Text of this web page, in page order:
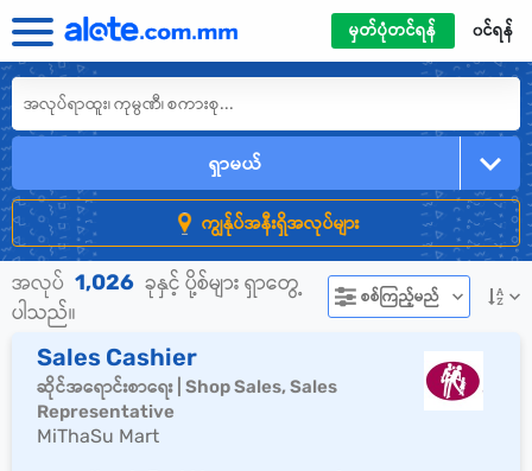
မှတ်ပုံတင်ရန် ၀င်ရန်
ရှာမယ်
ကျွန်ုပ်အနီးရှိအလုပ်များ
အလုပ် 1,026 ခုနှင့် ပို့စ်များ ရှာတွေ့
ပါသည်။
စစ်ကြည့်မည်
Sales Cashier
ဆိုင်အရောင်းစာရေး | Shop Sales, Sales
Representative
MiThaSu Mart